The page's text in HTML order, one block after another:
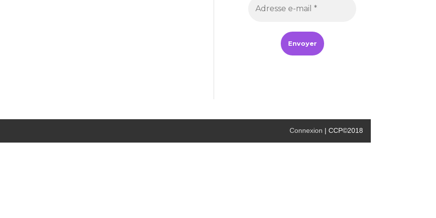
Connexion | CCP©2018